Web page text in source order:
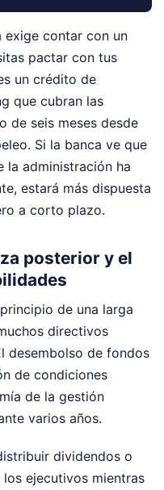
exige contar con un
pactar con tus
un crédito de
que cubran las
de seis meses desde
Si la banca ve que
la administración ha
estará más dispuesta
a corto plazo.
posterior y el
de una larga
directivos
desembolso de fondos
de condiciones
de la gestión
varios años.
dividendos o
ejecutivos mientras